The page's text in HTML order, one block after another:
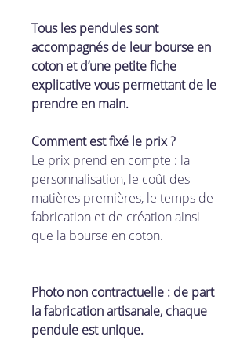
Tous les pendules sont
accompagnés de leur bourse en
coton et d’une petite fiche
explicative vous permettant de le
prendre en main.
Comment est fixé le prix ?
Le prix prend en compte : la
personnalisation, le coût des
matières premières, le temps de
fabrication et de création ainsi
que la bourse en coton.
Photo non contractuelle : de part
la fabrication artisanale, chaque
pendule est unique.